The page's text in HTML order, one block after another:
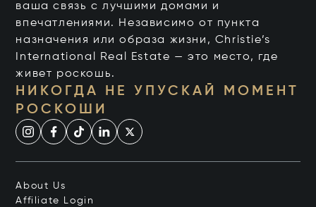
ваша связь с лучшими домами и
впечатлениями. Независимо от пункта
назначения или образа жизни, Christie’s
International Real Estate — это место, где
живет роскошь.
НИКОГДА НЕ УПУСКАЙ МОМЕНТ
РОСКОШИ
About Us
Affiliate Login